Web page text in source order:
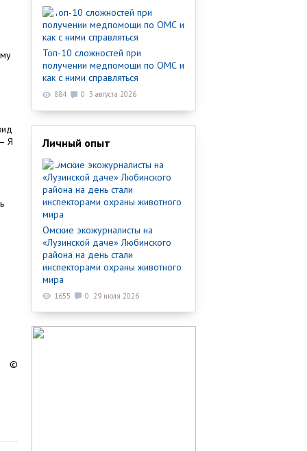
Я
©
Топ-10 сложностей при
получении медпомощи по ОМС и
как с ними справляться
884 0 3 августа 2026
Личный опыт
Омские экожурналисты на
«Лузинской даче» Любинского
района на день стали
инспекторами охраны животного
мира
1655 0 29 июля 2026